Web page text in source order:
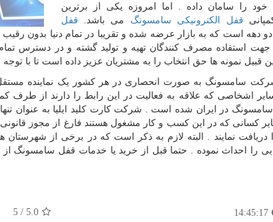
خود را سامان داده . اما امروزه یکی از برترین
قفل الکترونیکی سامسونگ می باشد. قفل
دهه است که به بازار عرضه شده و تقریبا در تمام دنیا بدون
جهت استفاده مصرف کنندگان تهیه و تولید گشته و در دسترس
قبیل نمونه ها حق انتخاب را به مشتریان عزیز داده است تا با توجه
شرکت سامسونگ به صورت انحصاری در هر کشور یک نماینده
اشخاصی که علاقه به فعالیت در این رابط را دارند از طرف
در ایران شده است . شرکت کارت کلید ایلیا به عنوان
کسانی که در این کسب و کار مشغول هستند فارغ از مجوز قانونی
دریافت نمایند . البته لازم به ذکر است که در برخی از
هایی را احداث نموده . حتما قبل از خرید یا خدمات قفل سامسونگ
14:45:17
5.0
/
5